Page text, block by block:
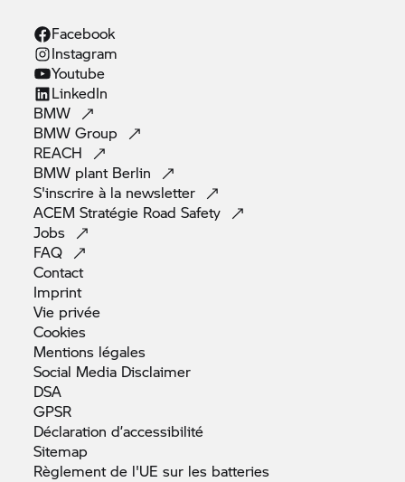
Facebook
Instagram
Youtube
LinkedIn
BMW
BMWGroup
REACH
BMW plant Berlin
S'inscrire à la newsletter
ACEM Stratégie RoadSafety
Jobs
FAQ
Contact
Imprint
Vie privée
Cookies
Mentions légales
Social Media Disclaimer
DSA
GPSR
Déclarationd’accessibilité
Sitemap
Règlement de l'UE sur les batteries